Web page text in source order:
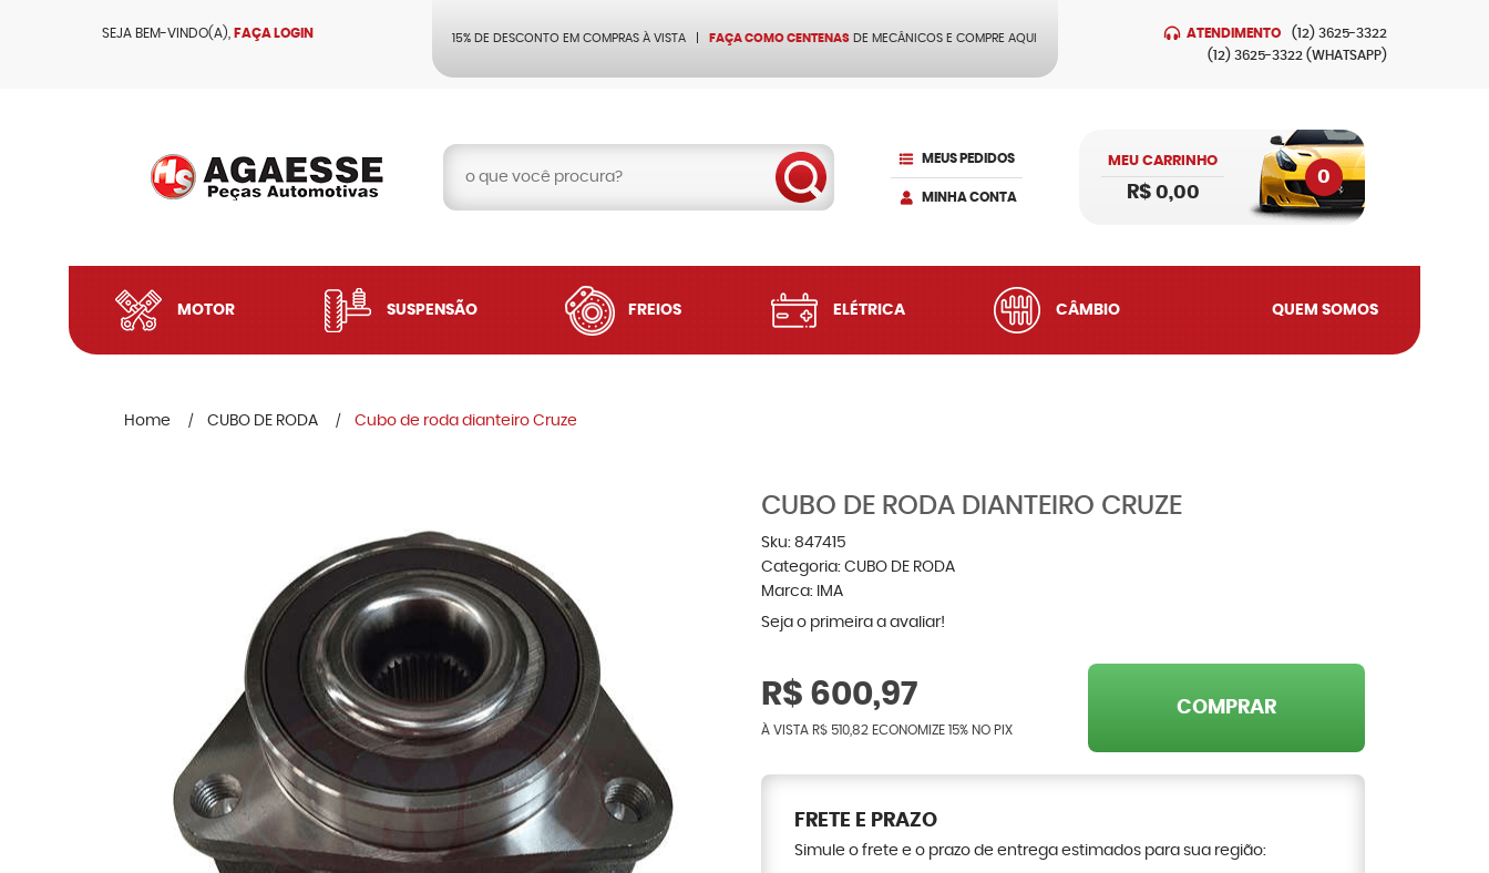
SEJA BEM-VINDO(A), FAÇA LOGIN 15% DE DESCONTO EM COMPRAS À VISTA FAÇA COMO CENTENAS DE MECÂNICOS E COMPRE AQUI ATENDIMENTO (12) 3625-3322
(12) 3625-3322 (WHATSAPP)
MEUS PEDIDOS
MINHA CONTA
MEU CARRINHO
0
R$ 0,00
MOTOR SUSPENSÃO FREIOS ELÉTRICA CÂMBIO QUEM SOMOS
Home CUBO DE RODA Cubo de roda dianteiro Cruze
CUBO DE RODA DIANTEIRO CRUZE
Sku: 847415
Categoria: CUBO DE RODA
Marca: IMA
Seja o primeira a avaliar!
R$ 600,97
À VISTA R$ 510,82 ECONOMIZE 15% NO PIX
COMPRAR
FRETE E PRAZO
Simule o frete e o prazo de entrega estimados para sua região: